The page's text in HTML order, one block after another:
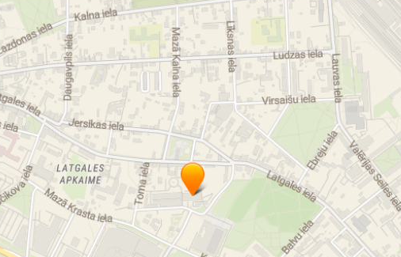
"Konecranes Latvija" SIA
Iekraušanas izkraušanas tehnika